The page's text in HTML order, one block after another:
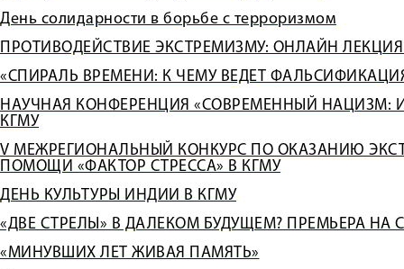
День солидарности в борьбе с терроризмом
ПРОТИВОДЕЙСТВИЕ ЭКСТРЕМИЗМУ: ОНЛАЙН
«СПИРАЛЬ ВРЕМЕНИ: К ЧЕМУ ВЕДЕТ
НАУЧНАЯ КОНФЕРЕНЦИЯ «СОВРЕМЕННЫЙ НАЦИЗМ:
КГМУ
V МЕЖРЕГИОНАЛЬНЫЙ КОНКУРС ПО ОКАЗАНИЮ
ПОМОЩИ «ФАКТОР СТРЕССА» В КГМУ
ДЕНЬ КУЛЬТУРЫ ИНДИИ В КГМУ
«ДВЕ СТРЕЛЫ» В ДАЛЕКОМ БУДУЩЕМ? ПРЕМЬЕРА НА
«МИНУВШИХ ЛЕТ ЖИВАЯ ПАМЯТЬ»